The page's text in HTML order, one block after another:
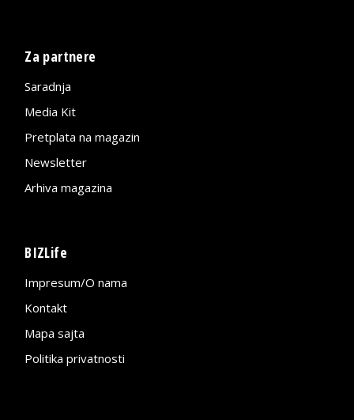
Za partnere
Saradnja
Media Kit
Pretplata na magazin
Newsletter
Arhiva magazina
BIZLife
Impresum/O nama
Kontakt
Mapa sajta
Politika privatnosti